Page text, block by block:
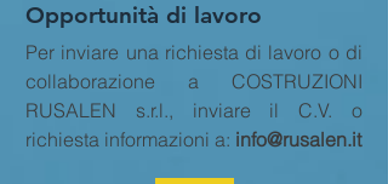
Opportunità di lavoro
Per inviare una richiesta di lavoro o di
collaborazione a COSTRUZIONI
RUSALEN s.r.l., inviare il C.V. o
richiesta informazioni a: info@rusalen.it